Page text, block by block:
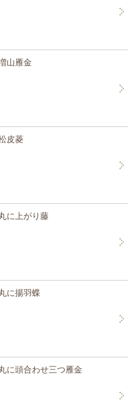
山雁金
皮菱
に上がり藤
に揚羽蝶
に頭合わせ三つ雁金